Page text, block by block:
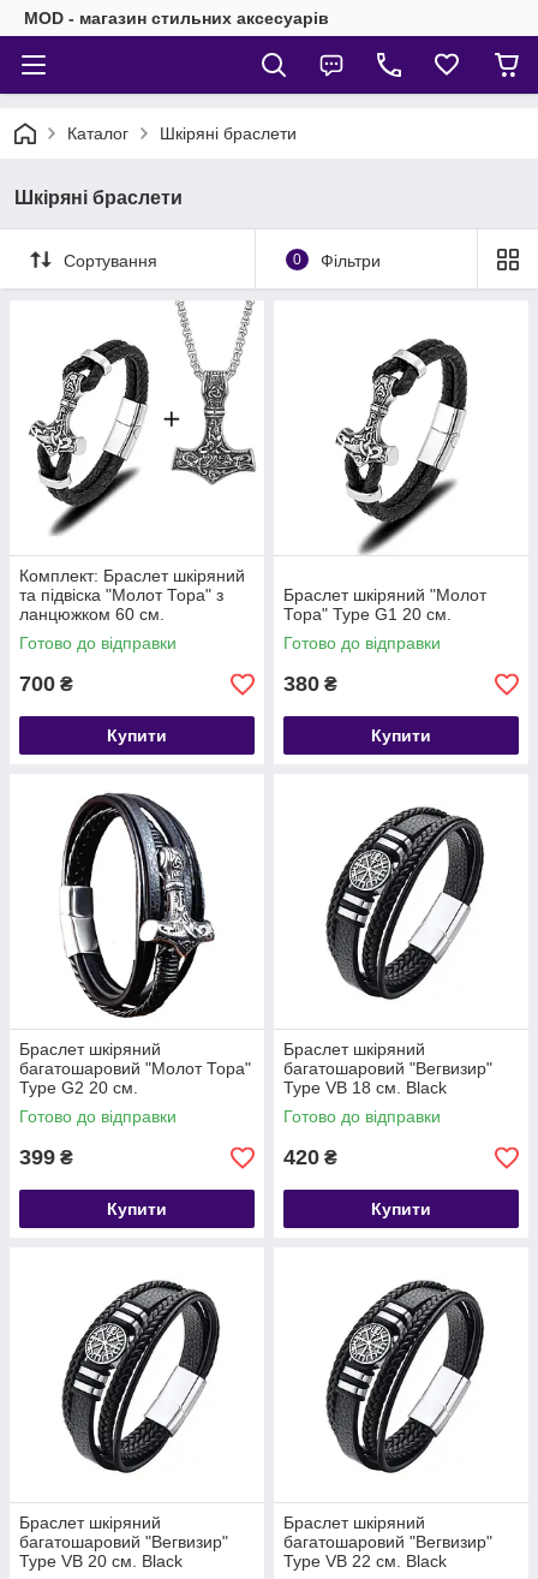
MOD - магазин стильних аксесуарів
Каталог Шкіряні браслети
Шкіряні браслети
Сортування 0 Фільтри
Комплект: Браслет шкіряний
та підвіска "Молот Тора" з
ланцюжком 60 см.
Готово до відправки
700 ₴
Купити
Браслет шкіряний "Молот
Тора" Type G1 20 см.
Готово до відправки
380 ₴
Купити
Браслет шкіряний
багатошаровий "Молот Тора"
Type G2 20 см.
Готово до відправки
399 ₴
Купити
Браслет шкіряний
багатошаровий "Вегвизир"
Type VB 18 см. Black
Готово до відправки
420 ₴
Купити
Браслет шкіряний
багатошаровий "Вегвизир"
Type VB 20 см. Black
Браслет шкіряний
багатошаровий "Вегвизир"
Type VB 22 см. Black